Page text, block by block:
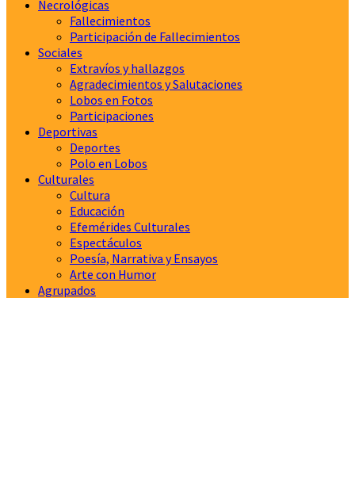
Necrológicas
Fallecimientos
Participación de Fallecimientos
Sociales
Extravíos y hallazgos
Agradecimientos y Salutaciones
Lobos en Fotos
Participaciones
Deportivas
Deportes
Polo en Lobos
Culturales
Cultura
Educación
Efemérides Culturales
Espectáculos
Poesía, Narrativa y Ensayos
Arte con Humor
Agrupados